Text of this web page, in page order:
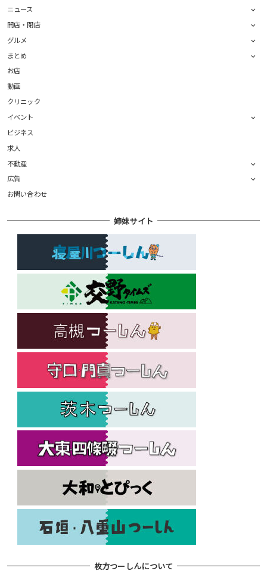
ニュース
開店・閉店
グルメ
まとめ
お店
動画
クリニック
イベント
ビジネス
求人
不動産
広告
お問い合わせ
姉妹サイト
枚方つーしんについて